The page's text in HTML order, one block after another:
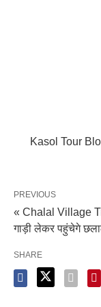
Kasol Tour
PREVIOUS
« Chalal Village
गाड़ी लेकर पहुंचेगे
SHARE